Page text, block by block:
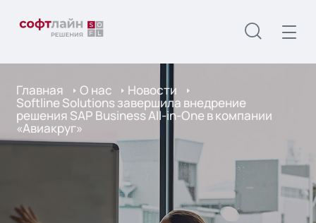
Главная О нас Новости
Softline Solutions завершила внедрение
решения SAP Business All-in-One в компании
«Авиакруг»